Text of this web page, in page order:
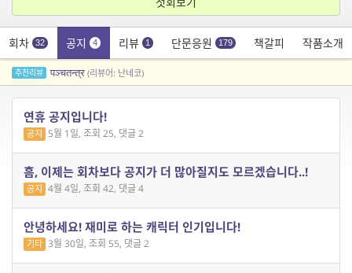
회차 32 공지 4 리뷰 1 단문응원 179 책갈피 작품소개
추천리뷰 पञ्चतन्त्र (리뷰어: 난네코)
연휴 공지입니다!
공지 5월 1일, 조회 25, 댓글 2
흠, 이제는 회차보다 공지가 더 많아질지도 모르겠습니다..!
공지 4월 4일, 조회 42, 댓글 4
안녕하세요! 재미로 하는 캐릭터 인기입니다!
기타 3월 30일, 조회 55, 댓글 2